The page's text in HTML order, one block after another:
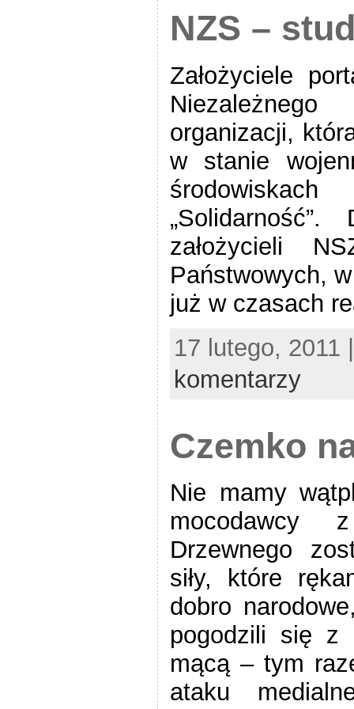
NZS –
Założyciele
organizacji,
w stanie
założycieli
Państwowych,
już w czasach
17 lutego, 2011
komentarzy
Czemko
Nie mamy
mocodawcy
Drzewnego
siły, które
dobro
pogodzili się z
mącą – tym
ataku